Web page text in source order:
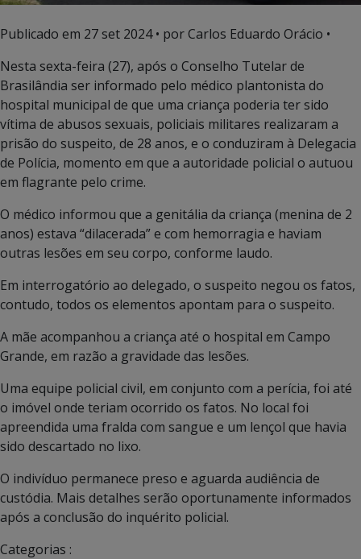
Publicado em 27 set 2024• por Carlos Eduardo Orácio •
Nesta sexta-feira (27), após o Conselho Tutelar de
Brasilândia ser informado pelo médico plantonista do
hospital municipal de que uma criança poderia ter sido
vítima de abusos sexuais, policiais militares realizaram a
prisão do suspeito, de 28 anos, e o conduziram à Delegacia
de Polícia, momento em que a autoridade policial o autuou
em flagrante pelo crime.
O médico informou que a genitália da criança (menina de 2
anos) estava “dilacerada” e com hemorragia e haviam
outras lesões em seu corpo, conforme laudo.
Em interrogatório ao delegado, o suspeito negou os fatos,
contudo, todos os elementos apontam para o suspeito.
A mãe acompanhou a criança até o hospital em Campo
Grande, em razão a gravidade das lesões.
Uma equipe policial civil, em conjunto com a perícia, foi até
o imóvel onde teriam ocorrido os fatos. No local foi
apreendida uma fralda com sangue e um lençol que havia
sido descartado no lixo.
O indivíduo permanece preso e aguarda audiência de
custódia. Mais detalhes serão oportunamente informados
após a conclusão do inquérito policial.
Categorias :